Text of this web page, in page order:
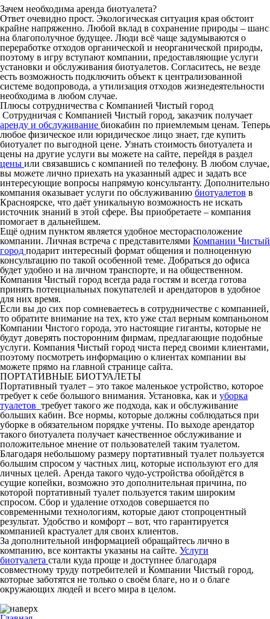
Зачем необходима аренда биотуалета?
Ответ очевидно прост. Экологическая ситуация края обстоит
крайне напряженно. Любой вклад в сохранение природы – шанс
на благополучное будущее. Люди всё чаще задумываются о
переработке отходов органической и неорганической природы,
поэтому в игру вступают компании, предоставляющие услуги
установки и обслуживания биотуалетов. Согласитесь, не везде
есть возможность подключить объект к централизованной
системе водопровода, а утилизация отходов жизнедеятельности
необходима в любом случае.
Плюсы сотрудничества с Компанией Чистый город
Сотрудничая с Компанией Чистый город, заказчик получает
аренду и обслуживание биокабин по приемлемым ценам. Теперь
любое физическое или юридическое лицо знает, где купить
биотуалет по выгодной цене. Узнать стоимость биотуалета и
цены на другие услуги вы можете на сайте, перейдя в раздел
цены или связавшись с компанией по телефону. В любом случае,
вы можете лично приехать на указанный адрес и задать все
интересующие вопросы напрямую консультанту. Дополнительно
компания оказывает услуги по обслуживанию биотуалетов в
Красноярске, что даёт уникальную возможность не искать
источник знаний в этой сфере. Вы приобретаете – компания
помогает в дальнейшем.
Ещё одним пунктом является удобное месторасположение
компании. Личная встреча с представителями Компании Чистый
город подарит интересный формат общения и полноценную
консультацию по такой особенной теме. Добраться до офиса
будет удобно и на личном транспорте, и на общественном.
Компания Чистый город всегда рада гостям и всегда готова
принять потенциальных покупателей и арендаторов в удобное
для них время.
Если вы до сих пор сомневаетесь в сотрудничестве с компанией,
то обратите внимание на тех, кто уже стал верным компаньоном
Компании Чистого города, это настоящие гиганты, которые не
будут доверять посторонним фирмам, предлагающие подобные
услуги. Компания Чистый город чиста перед своими клиентами,
поэтому посмотреть информацию о клиентах компании вы
можете прямо на главной странице сайта.
ПОРТАТИВНЫЕ БИОТУАЛЕТЫ
Портативный туалет – это такое маленькое устройство, которое
требует к себе большого внимания. Установка, как и уборка
туалетов требует такого же подхода, как и обслуживание
больших кабин. Все нормы, которые должны соблюдаться при
уборке в обязательном порядке учтены. По выходе арендатор
такого биотуалета получает качественное обслуживание и
положительное мнение от пользователей таким туалетом.
Благодаря небольшому размеру портативный туалет пользуется
большим спросом у частных лиц, которые используют его для
личных целей. Аренда такого чудо-устройства обойдётся в
сущие копейки, возможно это дополнительная причина, по
которой портативный туалет пользуется таким широким
спросом. Сбор и удаление отходов совершается по
современными технологиям, которые дают стопроцентный
результат. Удобство и комфорт – вот, что гарантируется
компанией крастуалет для своих клиентов.
За дополнительной информацией обращайтесь лично в
компанию, все контакты указаны на сайте. Услуги
биотуалета стали куда проще и доступнее благодаря
совместному труду потребителей и Компании Чистый город,
которые заботятся не только о своём благе, но и о благе
окружающих людей и всего мира в целом.